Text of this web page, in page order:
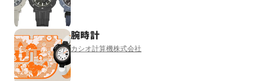
腕時計
カシオ計算機株式会社